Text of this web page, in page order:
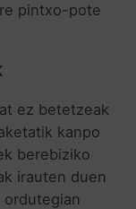
pintxo-pote
ez betetzeak
kanpo
berebiziko
irauten duen